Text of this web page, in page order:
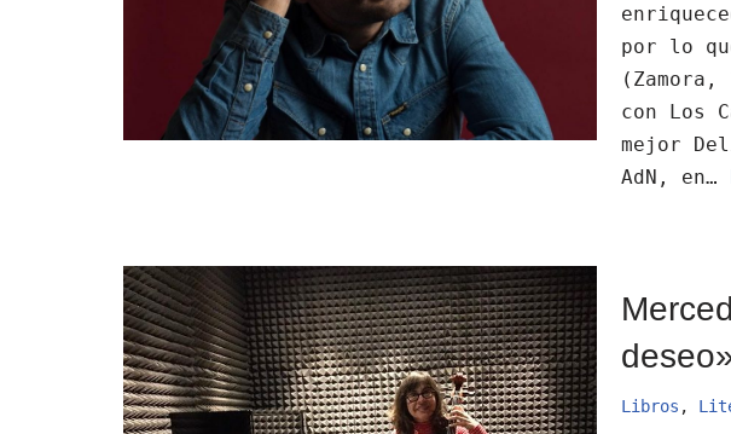
por lo
con Los
mejor
AdN, en…
Libros ,